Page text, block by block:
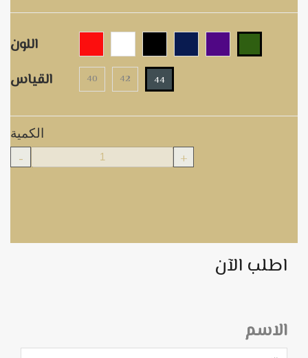
اللون
القياس
40 42 44
الكمية
- +
اطلب الآن
الاسم